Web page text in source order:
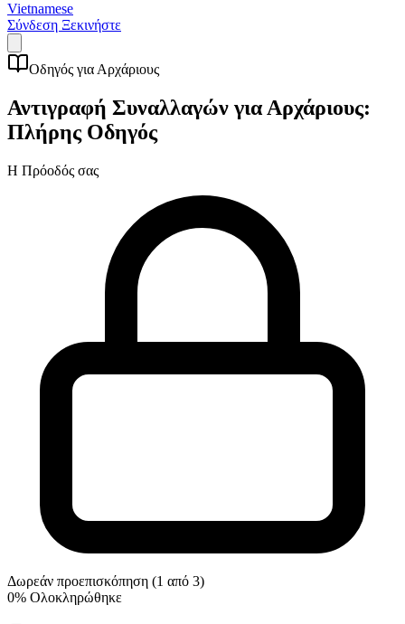
Vietnamese
Σύνδεση Ξεκινήστε
Οδηγός για Αρχάριους
Αντιγραφή Συναλλαγών για Αρχάριους:
Πλήρης Οδηγός
Η Πρόοδός σας
Δωρεάν προεπισκόπηση (1 από 3)
0% Ολοκληρώθηκε